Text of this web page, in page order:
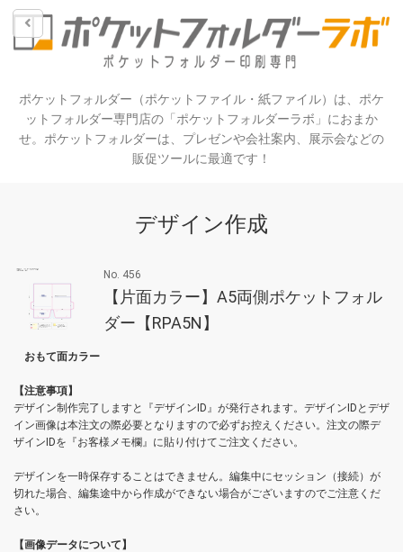
ポケットフォルダー（ポケットファイル・紙ファイル）は、ポケ
ットフォルダー専門店の「ポケットフォルダーラボ」におまか
せ。ポケットフォルダーは、プレゼンや会社案内、展示会などの
販促ツールに最適です！
デザイン作成
No. 456
【片面カラー】A5両側ポケットフォル
ダー【RPA5N】
おもて面カラー
【注意事項】
デザイン制作完了しますと『デザインID』が発行されます。デザインIDとデザ
イン画像は本注文の際必要となりますので必ずお控えください。注文の際デ
ザインIDを『お客様メモ欄』に貼り付けてご注文ください。
デザインを一時保存することはできません。編集中にセッション（接続）が
切れた場合、編集途中から作成ができない場合がございますのでご注意くだ
さい。
【画像データについて】